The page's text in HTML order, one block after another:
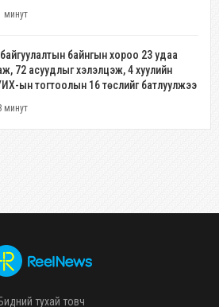
минут
байнгын хороо 23 удаа
72 асуудлыг хэлэлцэж, 4 хуулийн
ын тогтоолын 16 төслийг батлуулжээ
минут
Бидний тухай товч